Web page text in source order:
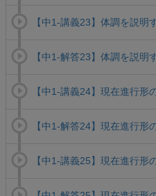
【中1-講義23】体調を説明
【中1-解答23】体調を説明
【中1-講義24】現在進行形
【中1-解答24】現在進行形
【中1-講義25】現在進行形